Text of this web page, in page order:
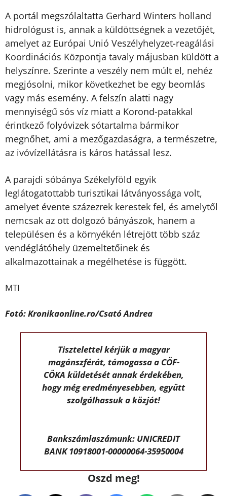
A portál megszólaltatta Gerhard Winters holland
hidrológust is, annak a küldöttségnek a vezetőjét,
amelyet az Európai Unió Veszélyhelyzet-reagálási
Koordinációs Központja tavaly májusban küldött a
helyszínre. Szerinte a veszély nem múlt el, nehéz
megjósolni, mikor következhet be egy beomlás
vagy más esemény. A felszín alatti nagy
mennyiségű sós víz miatt a Korond-patakkal
érintkező folyóvizek sótartalma bármikor
megnőhet, ami a mezőgazdaságra, a természetre,
az ivóvízellátásra is káros hatással lesz.
A parajdi sóbánya Székelyföld egyik
leglátogatottabb turisztikai látványossága volt,
amelyet évente százezrek kerestek fel, és amelytől
nemcsak az ott dolgozó bányászok, hanem a
településen és a környékén létrejött több száz
vendéglátóhely üzemeltetőinek és
alkalmazottainak a megélhetése is függött.
MTI
Fotó: Kronikaonline.ro/Csató Andrea
Tisztelettel kérjük a magyar
magánszférát, támogassa a CÖF-
CÖKA küldetését annak érdekében,
hogy még eredményesebben, együtt
szolgálhassuk a közjót!
Bankszámlaszámunk: UNICREDIT
BANK 10918001-00000064-35950004
Oszd meg!